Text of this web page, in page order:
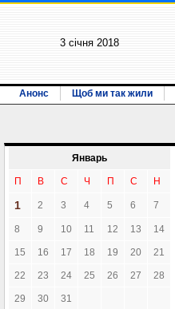
3 січня 2018
Анонс Щоб ми так жили
Январь
П В С Ч П С Н
1 2 3 4 5 6 7
8 9 10 11 12 13 14
15 16 17 18 19 20 21
22 23 24 25 26 27 28
29 30 31